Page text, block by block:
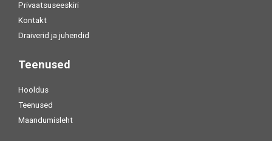
Privaatsuseeskiri
Kontakt
Draiverid ja juhendid
Teenused
Hooldus
Teenused
Maandumisleht